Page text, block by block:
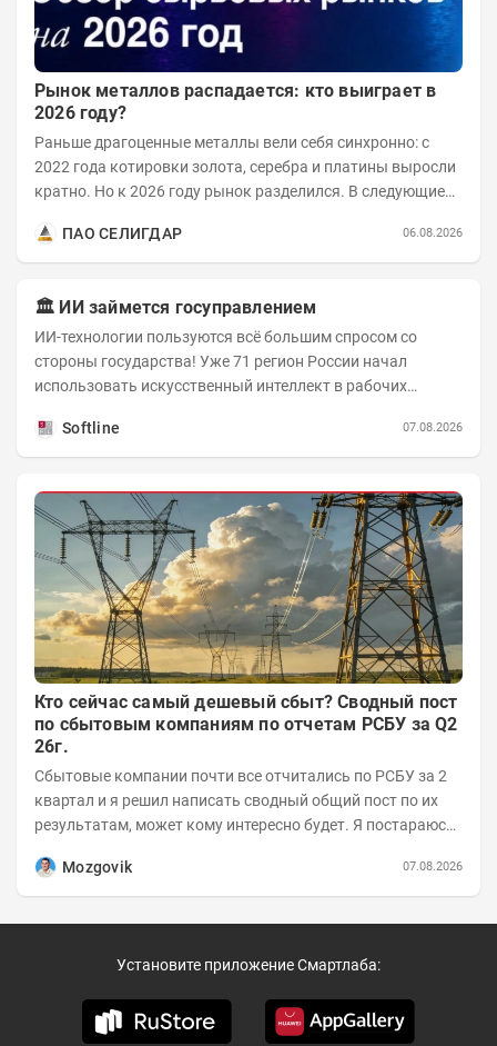
Рынок металлов распадается: кто выиграет в
2026 году?
Раньше драгоценные металлы вели себя синхронно: с
2022 года котировки золота, серебра и платины выросли
кратно. Но к 2026 году рынок разделился. В следующие
ПАО СЕЛИГДАР
06.08.2026
🏛️ ИИ займется госуправлением
ИИ-технологии пользуются всё большим спросом со
стороны государства! Уже 71 регион России начал
использовать искусственный интеллект в рабочих
Softline
07.08.2026
Кто сейчас самый дешевый сбыт? Сводный пост
по сбытовым компаниям по отчетам РСБУ за Q2
26г.
Сбытовые компании почти все отчитались по РСБУ за 2
квартал и я решил написать сводный общий пост по их
результатам, может кому интересно будет. Я постараюсь
Mozgovik
07.08.2026
Установите приложение Смартлаба: